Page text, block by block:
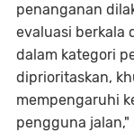
penanganan
evaluasi berkala
dalam kategori
diprioritaskan,
mempengaruhi
pengguna